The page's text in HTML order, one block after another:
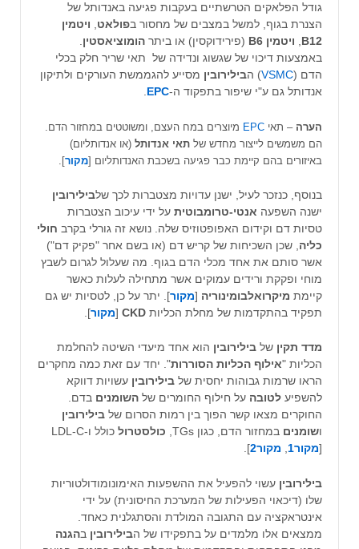
גודל הפלאקים הטרשתיים בעקבות פגיעה באנדותל של
הצנרת בגוף, למשל במצבים של מחסור בפולאט
ויטמין
B12
ויטמין B6 (פירידוקסין) או ביתר הומוציאסטין
באמצעות דיכוי של שגשוג ונדידה של תאי שריר חלק בכלי
הדם (VSMC) הבילירובין מסייע להגממשת העורקים ולתיקון
אנדותל גם ע"י שיפור בתפקוד ה-EPC
הערה – תאי EPC מיוצרים במח העצם, ומשוטטים במחזור הדם.
הם משמשים לייצור מחדש של תאי אנדותל (או אנדותליום)
באיזורים בהם קיימת כבר פגיעה בשכבת האנדותליום [מקור].
בנוסף, כנזכר לעיל, ישנן עדויות מצטברות לכך שלבילירובין
ישנה השפעה אנטי-טרומבוטית על ידי עיכוב הצטברות
טסיות דם וקידום האפופטוזיס שלה. נושא זה גורלי בקרב חולי
כליה , שכן השכיחות של קריש דם (או בשם אחר "פקיק דם")
אשר סותם את אחד מכלי הדם בגוף. מה שעלול לגרום לשבץ
מוחי ופקקת ורידים עמוקים אשר מתחילה לעלות כאשר
קיימת מיקרואלבומינוריה [מקור]. יתר על כן, לטסיות יש גם
תפקיד בהתקדמות של מחלת הכליות CKD
[מקור].
מדד תקין של בילירובין הוא אחד מיעדי השיטה להחלמת
הכליות "אילוף הכליות הסוררות". יחד עם זאת כמה מחקרים
הראו שרמות גבוהות יחסית של בילירובין עשויות דווקא
להשפיע לטובה על חילוף החומרים של השומנים בדם.
החוקרים מצאו קשר הפוך בין רמות הסרום של בילירובין
ושומנים במחזור הדם, כגון TGs, כולסטרול
כולל ו-LDL-C
[מקור1 , מקור2 ].
בילירובין עשוי להפעיל את ההשפעות האימונומודולטוריות
שלו (דיכאוי הפעילות של המערכת החיסונית) על ידי
אינטראקציה עם התגובה המולדת והסתגלנית כאחד.
ממצאים אלו מלמדים על בתפקידו של הבילירובין בהגנה